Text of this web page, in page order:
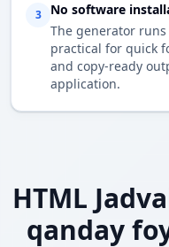
3
No software
The generator
practical for quick
and copy-ready
application.
HTML
qanday